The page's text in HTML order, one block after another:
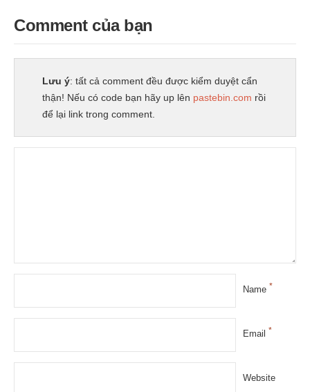
Comment của bạn
Lưu ý: tất cả comment đều được kiểm duyệt cẩn
thận! Nếu có code bạn hãy up lên pastebin.com rồi
để lại link trong comment.
Name *
Email *
Website